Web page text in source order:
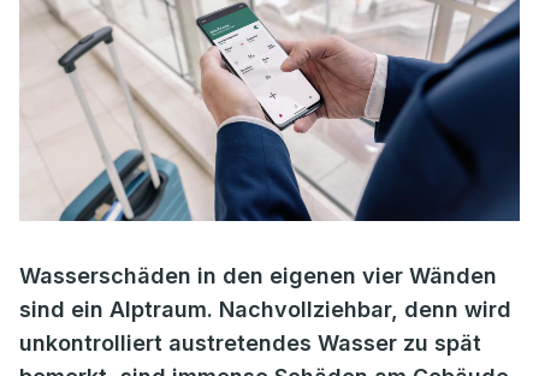
Wasserschäden in den eigenen vier Wänden
sind ein Alptraum. Nachvollziehbar, denn wird
unkontrolliert austretendes Wasser zu spät